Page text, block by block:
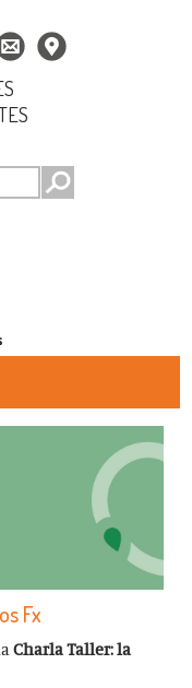
Fx
CharlaTaller: la